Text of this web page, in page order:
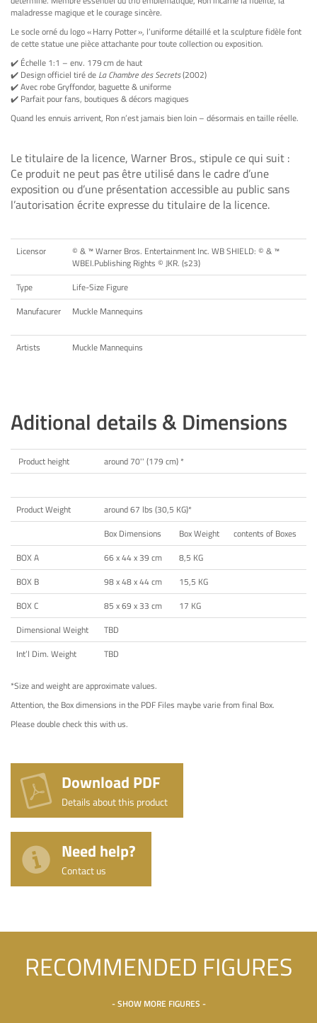
maladresse magique et le courage sincère.
Le socle orné du logo « Harry Potter », l’uniforme détaillé et la sculpture fidèle font
de cette statue une pièce attachante pour toute collection ou exposition.
✔️ Échelle 1:1 – env. 179 cm de haut
✔️ Design officiel tiré de La Chambre des Secrets(2002)
✔️ Avec robe Gryffondor, baguette & uniforme
✔️ Parfait pour fans, boutiques & décors magiques
Quand les ennuis arrivent, Ron n’est jamais bien loin – désormais en taille réelle.
Le titulaire de la licence, Warner Bros., stipule ce qui suit :
Ce produit ne peut pas être utilisé dans le cadre d’une
exposition ou d’une présentation accessible au public sans
l’autorisation écrite expresse du titulaire de la licence.
Licensor
© & ™ Warner Bros. Entertainment Inc. WB SHIELD: © & ™
WBEI.Publishing Rights © JKR. (s23)
Type
Life-Size Figure
Manufacurer
Muckle Mannequins
Artists Muckle Mannequins
Aditional details & Dimensions
Product height around 70'' (179 cm) *
Product Weight
around 67 lbs (30,5 KG)*
Box Dimensions
Box Weight
contents of Boxes
BOX A
66 x 44 x 39 cm
8,5 KG
BOX B
98 x 48 x 44 cm
15,5 KG
BOX C
85 x 69 x 33 cm
17 KG
Dimensional Weight
TBD
Int’l Dim. Weight
TBD
*Size and weight are approximate values.
Attention, the Box dimensions in the PDF Files maybe varie from final Box.
Please double check this with us.
Download PDF
Details about this product
Need help?
Contact us
RECOMMENDED FIGURES
- SHOW MORE FIGURES -